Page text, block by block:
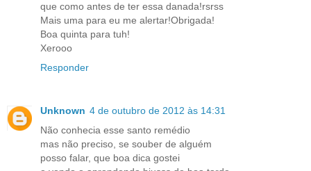
que como antes de ter essa danada!rsrss
Mais uma para eu me alertar!Obrigada!
Boa quinta para tuh!
Xerooo
Responder
Unknown 4 de outubro de 2012 às 14:31
Não conhecia esse santo remédio
mas não preciso, se souber de alguém
posso falar, que boa dica gostei